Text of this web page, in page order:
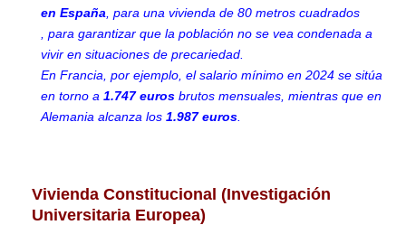
en España , para una vivienda de 80 metros cuadrados
para garantizar que la población no se vea condenada a
vivir en situaciones de precariedad.
En Francia, por ejemplo, el salario mínimo en 2024 se sitúa
en torno a 1.747 euros brutos mensuales, mientras que en
Alemania alcanza los 1.987 euros
Vivienda Constitucional (Investigación
Universitaria Europea)